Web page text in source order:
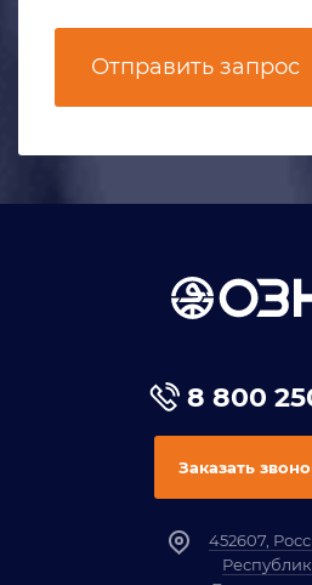
Отправить запрос
8 800
Заказать
452607,